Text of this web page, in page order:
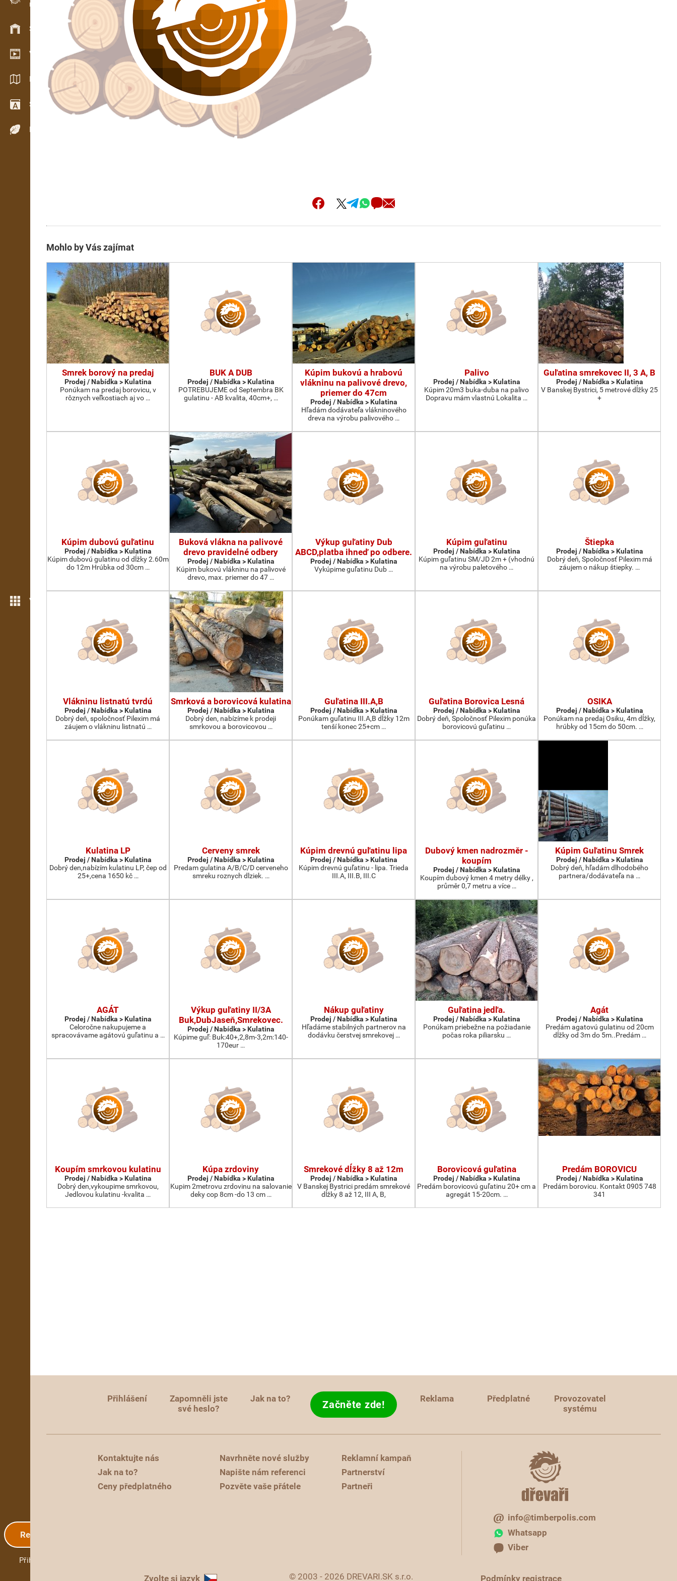
Evidence dřeva v terénu
Skladové hospodářství
Video showroom
Katalogy / Brožury
Slovník
Dřeviny
Více možností
Registrace
Přihlášení
Mohlo by Vás zajímat
Smrek borový na predaj
Prodej / Nabídka > Kulatina
Ponúkam na predaj borovicu, v
rôznych veľkostiach aj vo …
BUK A DUB
Prodej / Nabídka > Kulatina
POTREBUJEME od Septembra BK
gulatinu - AB kvalita, 40cm+, …
Kúpim bukovú a hrabovú
vlákninu na palivové drevo,
priemer do 47cm
Prodej / Nabídka > Kulatina
Hľadám dodávateľa vlákninového
dreva na výrobu palivového …
Palivo
Prodej / Nabídka > Kulatina
Kúpim 20m3 buka-duba na palivo
Dopravu mám vlastnú Lokalita …
Guľatina smrekovec II, 3 A, B
Prodej / Nabídka > Kulatina
V Banskej Bystrici, 5 metrové dĺžky 25
+
Kúpim dubovú guľatinu
Prodej / Nabídka > Kulatina
Kúpim dubovú gulatinu od dĺžky 2.60m
do 12m Hrúbka od 30cm …
Buková vlákna na palivové
drevo pravidelné odbery
Prodej / Nabídka > Kulatina
Kúpim bukovú vlákninu na palivové
drevo, max. priemer do 47 …
Výkup guľatiny Dub
ABCD,platba ihneď po odbere.
Prodej / Nabídka > Kulatina
Vykúpime guľatinu Dub …
Kúpim guľatinu
Prodej / Nabídka > Kulatina
Kúpim guľatinu SM/JD 2m + (vhodnú
na výrobu paletového …
Štiepka
Prodej / Nabídka > Kulatina
Dobrý deň, Spoločnosť Pilexim má
záujem o nákup štiepky. …
Vlákninu listnatú tvrdú
Prodej / Nabídka > Kulatina
Dobrý deň, spoločnosť Pilexim má
záujem o vlákninu listnatú …
Smrková a borovicová kulatina
Prodej / Nabídka > Kulatina
Dobrý den, nabízíme k prodeji
smrkovou a borovicovou …
Guľatina III.A,B
Prodej / Nabídka > Kulatina
Ponúkam guľatinu III.A,B dĺžky 12m
tenší konec 25+cm …
Guľatina Borovica Lesná
Prodej / Nabídka > Kulatina
Dobrý deň, Spoločnosť Pilexim ponúka
borovicovú guľatinu …
OSIKA
Prodej / Nabídka > Kulatina
Ponúkam na predaj Osiku, 4m dĺžky,
hrúbky od 15cm do 50cm. …
Kulatina LP
Prodej / Nabídka > Kulatina
Dobrý den,nabízím kulatinu LP, čep od
25+,cena 1650 kč …
Cerveny smrek
Prodej / Nabídka > Kulatina
Predam gulatina A/B/C/D cerveneho
smreku roznych dlziek. …
Kúpim drevnú guľatinu lipa
Prodej / Nabídka > Kulatina
Kúpim drevnú guľatinu - lipa. Trieda
III.A, III.B, III.C
Dubový kmen nadrozměr -
koupím
Prodej / Nabídka > Kulatina
Koupím dubový kmen 4 metry délky ,
průměr 0,7 metru a více …
Kúpim Guľatinu Smrek
Prodej / Nabídka > Kulatina
Dobrý deň, hľadám dlhodobého
partnera/dodávateľa na …
AGÁT
Prodej / Nabídka > Kulatina
Celoročne nakupujeme a
spracovávame agátovú guľatinu a …
Výkup guľatiny II/3A
Buk,DubJaseň,Smrekovec.
Prodej / Nabídka > Kulatina
Kúpime guľ: Buk:40+,2,8m-3,2m:140-
170eur …
Nákup guľatiny
Prodej / Nabídka > Kulatina
Hľadáme stabilných partnerov na
dodávku čerstvej smrekovej …
Guľatina jedľa.
Prodej / Nabídka > Kulatina
Ponúkam priebežne na požiadanie
počas roka piliarsku …
Agát
Prodej / Nabídka > Kulatina
Predám agatovú gulatinu od 20cm
dĺžky od 3m do 5m..Predám …
Koupím smrkovou kulatinu
Prodej / Nabídka > Kulatina
Dobrý den,vykoupime smrkovou,
Jedlovou kulatinu -kvalita …
Kúpa zrdoviny
Prodej / Nabídka > Kulatina
Kupim 2metrovu zrdovinu na salovanie
deky cop 8cm -do 13 cm …
Smrekové dĺžky 8 až 12m
Prodej / Nabídka > Kulatina
V Banskej Bystrici predám smrekové
dĺžky 8 až 12, III A, B,
Borovicová guľatina
Prodej / Nabídka > Kulatina
Predám borovicovú guľatinu 20+ cm a
agregát 15-20cm. …
Predám BOROVICU
Prodej / Nabídka > Kulatina
Predám borovicu. Kontakt 0905 748
341
Přihlášení
Zapomněli jste
své heslo?
Jak na to? Začněte zde! Reklama Předplatné
Provozovatel
systému
Kontaktujte nás
Jak na to?
Ceny předplatného
Navrhněte nové služby
Napište nám referenci
Pozvěte vaše přátele
Reklamní kampaň
Partnerství
Partneři
info@timberpolis.com
Whatsapp
Viber
Zvolte si jazyk © 2003 - 2026 DREVARI.SK s.r.o. Podmínky registrace